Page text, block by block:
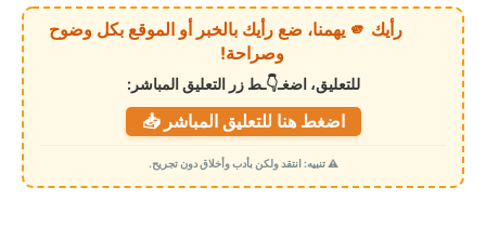
ي
م
ي
رأيك 🫵 يهمنا، ضع رأيك بالخبر أو الموقع بكل وضوح
وصراحة!
للتعليق، اضغـ👇ـط زر التعليق المباشر:
اضغط هنا للتعليق المباشر 📥
⚠️ تنبيه: انتقد ولكن بأدب وأخلاق دون تجريح.